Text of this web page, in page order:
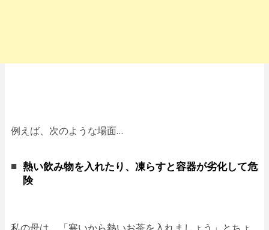
例えば、次のような場面…
熱い飲み物を入れたり、凍らすと容器が劣化して危
険